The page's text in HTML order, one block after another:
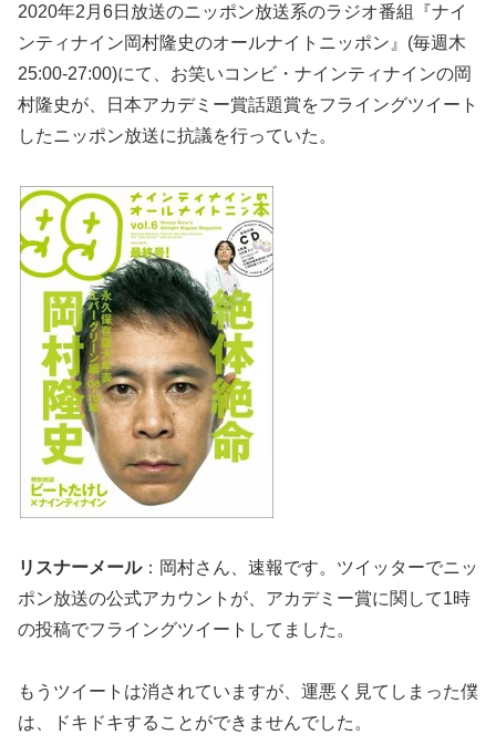
2020年2月6日放送のニッポン放送系のラジオ番組『ナイ
ンティナイン岡村隆史のオールナイトニッポン』(毎週木
25:00-27:00)にて、お笑いコンビ・ナインティナインの岡
村隆史が、日本アカデミー賞話題賞をフライングツイート
したニッポン放送に抗議を行っていた。
リスナーメール：岡村さん、速報です。ツイッターでニッ
ポン放送の公式アカウントが、アカデミー賞に関して1時
の投稿でフライングツイートしてました。
もうツイートは消されていますが、運悪く見てしまった僕
は、ドキドキすることができませんでした。